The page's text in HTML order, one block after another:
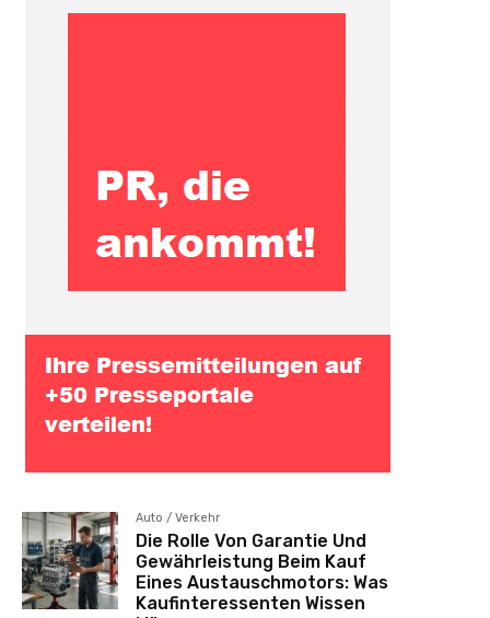
Auto / Verkehr
Die Rolle Von Garantie Und
Gewährleistung Beim Kauf
Eines Austauschmotors: Was
Kaufinteressenten Wissen